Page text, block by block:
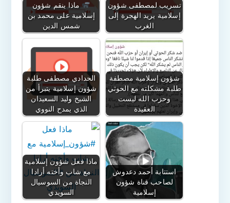
ماذا ينقم شؤون
إسلامية على محمد بن
شمس الدين
تسريب لمصطفى شؤون
إسلامية يريد الهجرة إلى
الغرب
الحدادي مصطفى طلبة
شؤون إسلامية يتبرأ من
الشيخ وليد السعيدان
الذي يمدح النووي
شؤون إسلامية مصطفة
طلبة مشكلته مع الحوثي
وحزب الله ليست
العقيدة
ماذا فعل شؤون إسلامية
مع شاب وأخته أرادا
النجاة من السوسيال
السويدي
استتابة أحمد دعدوش
لصاحب قناة شؤون
إسلامية